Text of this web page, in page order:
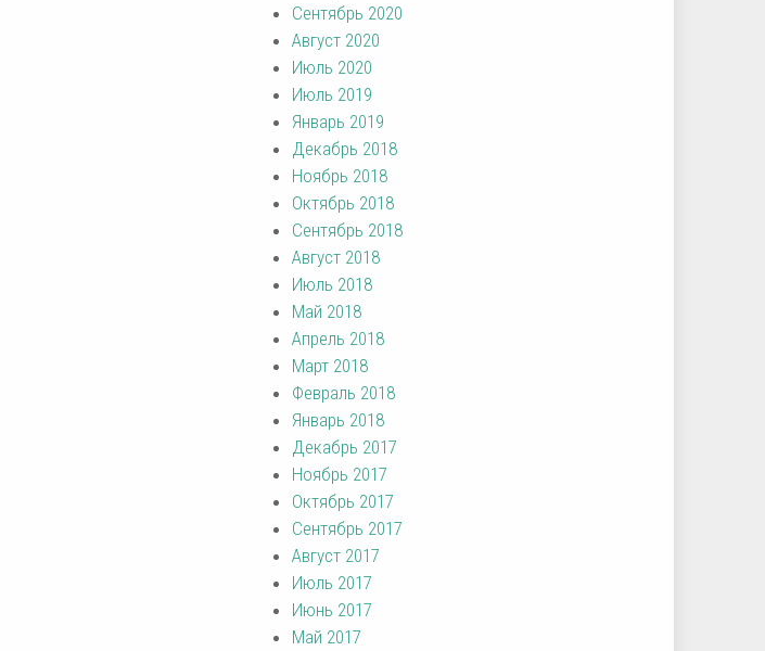
Сентябрь 2020
Август 2020
Июль 2020
Июль 2019
Январь 2019
Декабрь 2018
Ноябрь 2018
Октябрь 2018
Сентябрь 2018
Август 2018
Июль 2018
Май 2018
Апрель 2018
Март 2018
Февраль 2018
Январь 2018
Декабрь 2017
Ноябрь 2017
Октябрь 2017
Сентябрь 2017
Август 2017
Июль 2017
Июнь 2017
Май 2017